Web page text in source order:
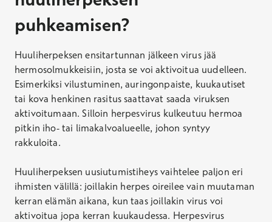
puhkeamisen?
Huuliherpeksen ensitartunnan jälkeen virus jää
hermosolmukkeisiin, josta se voi aktivoitua uudelleen.
Esimerkiksi vilustuminen, auringonpaiste, kuukautiset
tai kova henkinen rasitus saattavat saada viruksen
aktivoitumaan. Silloin herpesvirus kulkeutuu hermoa
pitkin iho- tai limakalvoalueelle, johon syntyy
rakkuloita.
Huuliherpeksen uusiutumistiheys vaihtelee paljon eri
ihmisten välillä: joillakin herpes oireilee vain muutaman
kerran elämän aikana, kun taas joillakin virus voi
aktivoitua jopa kerran kuukaudessa. Herpesvirus